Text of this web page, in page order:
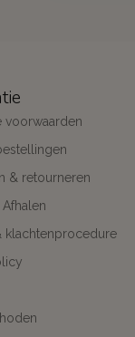
voorwaarden
& retourneren
klachtenprocedure